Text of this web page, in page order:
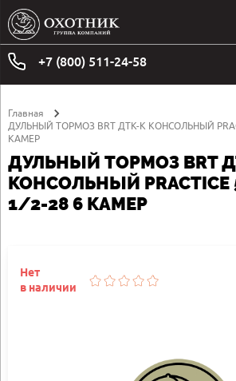
+7 (800) 511-24-58
Главная
ДУЛЬНЫЙ ТОРМОЗ BRT ДТК-К КОНСОЛЬНЫЙ
КАМЕР
ДУЛЬНЫЙ ТОРМОЗ BRT
КОНСОЛЬНЫЙ PRACTICE
1/2-28 6 КАМЕР
Нет
в наличии